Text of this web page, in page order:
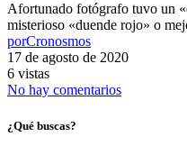
Afortunado fotógrafo tuvo un
misterioso «duende rojo» o
porCronosmos
17 de agosto de 2020
6 vistas
No hay comentarios
¿Qué buscas?